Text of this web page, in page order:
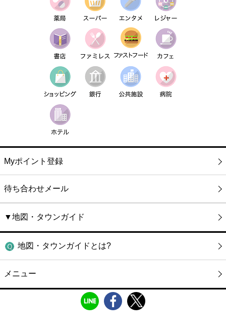
Myポイント登録
待ち合わせメール
▼地図・タウンガイド
地図・タウンガイドとは?
メニュー